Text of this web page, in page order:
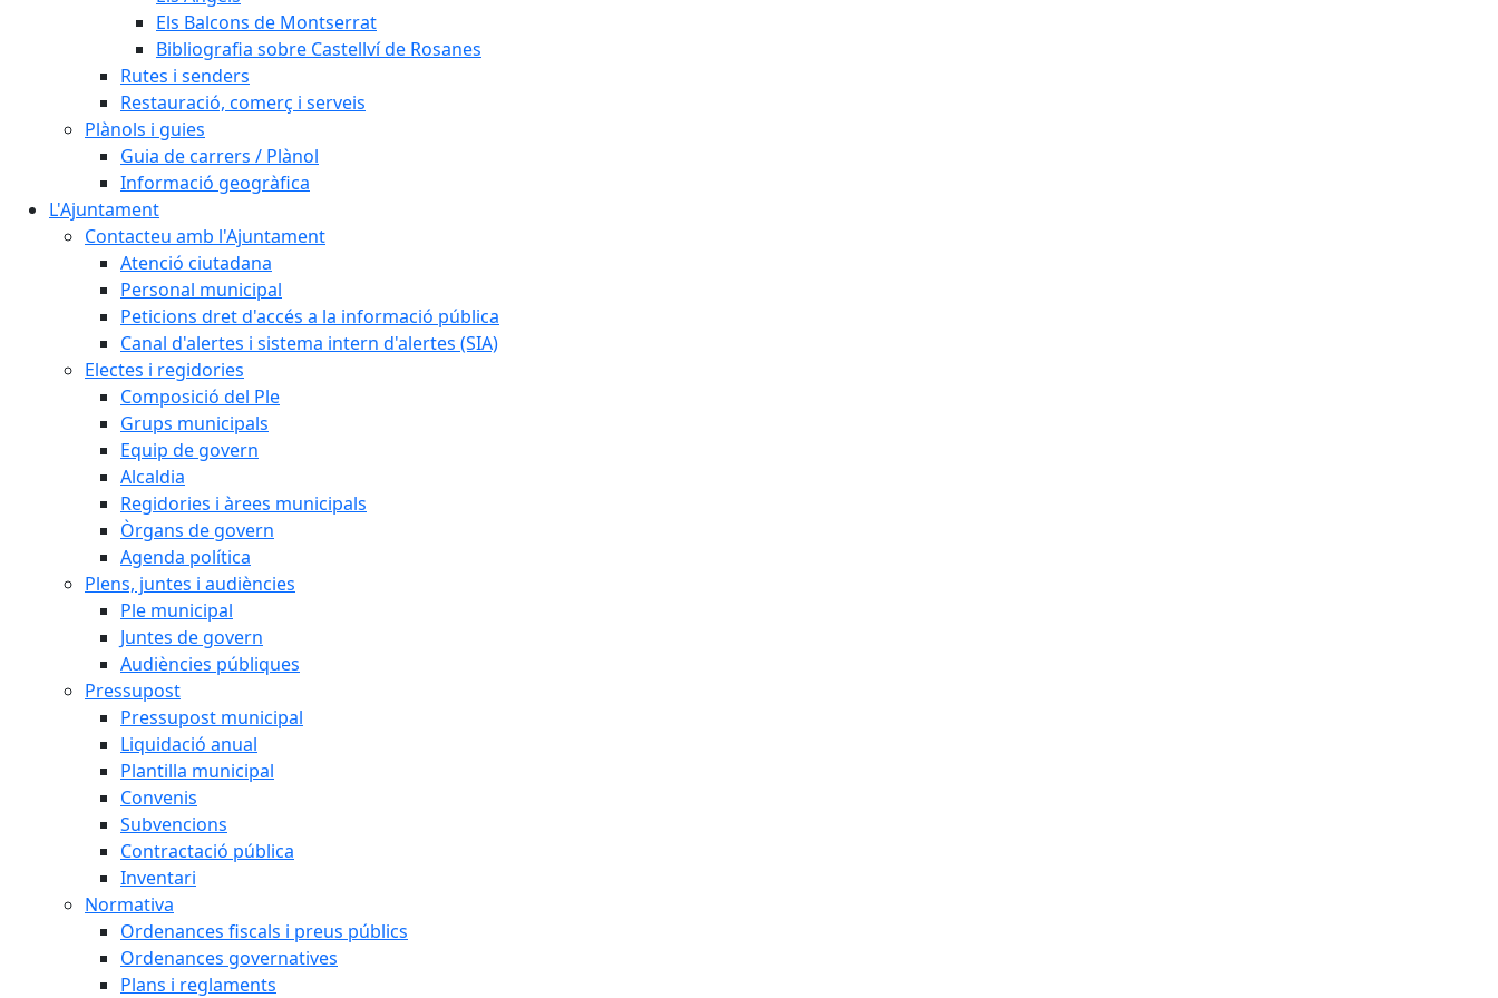
Els Balcons de Montserrat
Bibliografia sobre Castellví de Rosanes
Rutes i senders
Restauració, comerç i serveis
Plànols i guies
Guia de carrers / Plànol
Informació geogràfica
L'Ajuntament
Contacteu amb l'Ajuntament
Atenció ciutadana
Personal municipal
Peticions dret d'accés a la informació pública
Canal d'alertes i sistema intern d'alertes (SIA)
Electes i regidories
Composició del Ple
Grups municipals
Equip de govern
Alcaldia
Regidories i àrees municipals
Òrgans de govern
Agenda política
Plens, juntes i audiències
Ple municipal
Juntes de govern
Audiències públiques
Pressupost
Pressupost municipal
Liquidació anual
Plantilla municipal
Convenis
Subvencions
Contractació pública
Inventari
Normativa
Ordenances fiscals i preus públics
Ordenances governatives
Plans i reglaments